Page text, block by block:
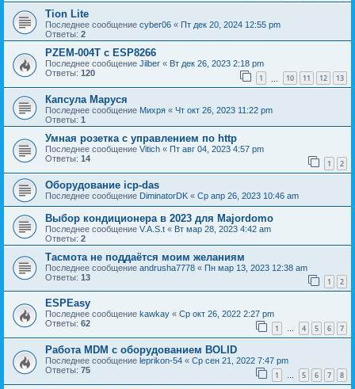
Tion Lite
Последнее сообщение cyber06 « Пт дек 20, 2024 12:55 pm
Ответы: 2
PZEM-004T с ESP8266
Последнее сообщение Jilber « Вт дек 26, 2023 2:18 pm
Ответы: 120 1 10 11 12 13
Капсула Маруся
Последнее сообщение Михря « Чт окт 26, 2023 11:22 pm
Ответы: 1
Умная розетка с управлением по http
Последнее сообщение Vitich « Пт авг 04, 2023 4:57 pm
Ответы: 14 1 2
Оборудование icp-das
Последнее сообщение DiminatorDK « Ср апр 26, 2023 10:46 am
Выбор кондиционера в 2023 для Majordomo
Последнее сообщение V.A.S.t « Вт мар 28, 2023 4:42 am
Ответы: 2
Тасмота не поддаётся моим желаниям
Последнее сообщение andrusha7778 « Пн мар 13, 2023 12:38 am
Ответы: 13 1 2
ESPEasy
Последнее сообщение kawkay « Ср окт 26, 2022 2:27 pm
Ответы: 62 1 … 4 5 6 7
Работа MDM с оборудованием BOLID
Последнее сообщение leprikon-54 « Ср сен 21, 2022 7:47 pm
Ответы: 75 1 … 5 6 7 8